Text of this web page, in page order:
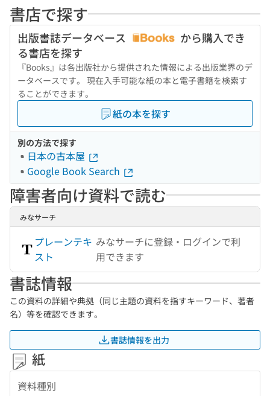
書店で探す
出版書誌データベース
から購入でき
る書店を探す
『Books』は各出版社から提供された情報による出版業界のデ
ータベースです。 現在入手可能な紙の本と電子書籍を検索す
ることができます。
紙の本を探す
別の方法で探す
日本の古本屋
Google Book Search
障害者向け資料で読む
みなサーチ
プレーンテキ
スト
みなサーチに登録・ログインで利
用できます
書誌情報
この資料の詳細や典拠（同じ主題の資料を指すキーワード、著者
名）等を確認できます。
書誌情報を出力
紙
資料種別